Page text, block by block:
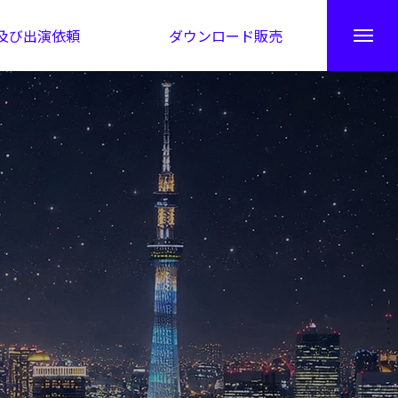
び出演依頼 ダウンロード販売
秘伝公開！吉凶カレンダー